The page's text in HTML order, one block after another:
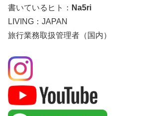
書いているヒト： Na5ri
LIVING：JAPAN
旅行業務取扱管理者（国内）